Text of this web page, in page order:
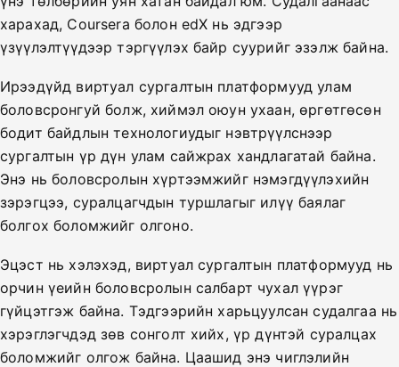
харахад, Coursera болон edX нь эдгээр
үзүүлэлтүүдээр тэргүүлэх байр суурийг эзэлж байна.
Ирээдүйд виртуал сургалтын платформууд улам
боловсронгуй болж, хиймэл оюун ухаан, өргөтгөсөн
бодит байдлын технологиудыг нэвтрүүлснээр
сургалтын үр дүн улам сайжрах хандлагатай байна.
Энэ нь боловсролын хүртээмжийг нэмэгдүүлэхийн
зэрэгцээ, суралцагчдын туршлагыг илүү баялаг
болгох боломжийг олгоно.
Эцэст нь хэлэхэд, виртуал сургалтын платформууд нь
орчин үеийн боловсролын салбарт чухал үүрэг
гүйцэтгэж байна. Тэдгээрийн харьцуулсан судалгаа нь
хэрэглэгчдэд зөв сонголт хийх, үр дүнтэй суралцах
боломжийг олгож байна. Цаашид энэ чиглэлийн